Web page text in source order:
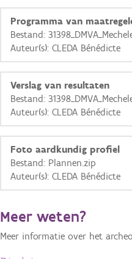
i
+ −
OSM-Basiskaart
Ortho
Programma van
Bestand:
Auteur(s): CLEDA Bénédicte
Verslag van resultaten
Bestand:
Auteur(s): CLEDA Bénédicte
Foto aardkundig profiel
Bestand: Plannen.zip
Auteur(s): CLEDA Bénédicte
Meer weten?
Meer informatie over het